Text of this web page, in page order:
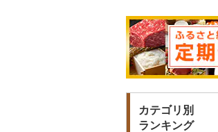
カテゴリ別
ランキング